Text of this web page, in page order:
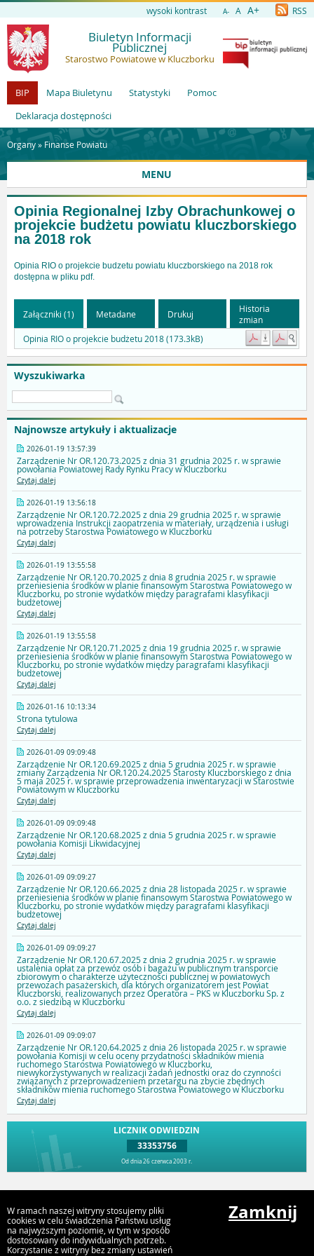
wysoki kontrast A- A A+ RSS
Biuletyn Informacji
Publicznej
Starostwo Powiatowe w Kluczborku
BIP Mapa Biuletynu Statystyki
Pomoc
Deklaracja dostępności
Organy » Finanse Powiatu
MENU
Wyszukiwarka
Najnowsze artykuły i aktualizacje
2026-01-19 13:57:39
Zarządzenie Nr OR.120.73.2025 z dnia 31 grudnia 2025 r. w sprawie
powołania Powiatowej Rady Rynku Pracy w Kluczborku
Czytaj dalej
2026-01-19 13:56:18
Zarządzenie Nr OR.120.72.2025 z dnia 29 grudnia 2025 r. w sprawie
wprowadzenia Instrukcji zaopatrzenia w materiały, urządzenia i usługi
na potrzeby Starostwa Powiatowego w Kluczborku
Czytaj dalej
2026-01-19 13:55:58
Zarządzenie Nr OR.120.70.2025 z dnia 8 grudnia 2025 r. w sprawie
przeniesienia środków w planie finansowym Starostwa Powiatowego w
Kluczborku, po stronie wydatków między paragrafami klasyfikacji
budżetowej
Czytaj dalej
2026-01-19 13:55:58
Zarządzenie Nr OR.120.71.2025 z dnia 19 grudnia 2025 r. w sprawie
przeniesienia środków w planie finansowym Starostwa Powiatowego w
Kluczborku, po stronie wydatków między paragrafami klasyfikacji
budżetowej
Czytaj dalej
2026-01-16 10:13:34
Strona tytulowa
Czytaj dalej
2026-01-09 09:09:48
Zarządzenie Nr OR.120.69.2025 z dnia 5 grudnia 2025 r. w sprawie
zmiany Zarządzenia Nr OR.120.24.2025 Starosty Kluczborskiego z dnia
5 maja 2025 r. w sprawie przeprowadzenia inwentaryzacji w Starostwie
Powiatowym w Kluczborku
Czytaj dalej
2026-01-09 09:09:48
Zarządzenie Nr OR.120.68.2025 z dnia 5 grudnia 2025 r. w sprawie
powołania Komisji Likwidacyjnej
Czytaj dalej
2026-01-09 09:09:27
Zarządzenie Nr OR.120.66.2025 z dnia 28 listopada 2025 r. w sprawie
przeniesienia środków w planie finansowym Starostwa Powiatowego w
Kluczborku, po stronie wydatków między paragrafami klasyfikacji
budżetowej
Czytaj dalej
2026-01-09 09:09:27
Zarządzenie Nr OR.120.67.2025 z dnia 2 grudnia 2025 r. w sprawie
ustalenia opłat za przewóz osób i bagażu w publicznym transporcie
zbiorowym o charakterze użyteczności publicznej w powiatowych
przewozach pasażerskich, dla których organizatorem jest Powiat
Kluczborski, realizowanych przez Operatora – PKS w Kluczborku Sp. z
o.o. z siedzibą w Kluczborku
Czytaj dalej
2026-01-09 09:09:07
Zarządzenie Nr OR.120.64.2025 z dnia 26 listopada 2025 r. w sprawie
powołania Komisji w celu oceny przydatności składników mienia
ruchomego Starostwa Powiatowego w Kluczborku,
niewykorzystywanych w realizacji zadań jednostki oraz do czynności
związanych z przeprowadzeniem przetargu na zbycie zbędnych
składników mienia ruchomego Starostwa Powiatowego w Kluczborku
Czytaj dalej
LICZNIK ODWIEDZIN
33353756
Od dnia 26 czerwca 2003 r.
Opinia Regionalnej Izby Obrachunkowej o
projekcie budżetu powiatu kluczborskiego
na 2018 rok
Opinia RIO o projekcie budzetu powiatu kluczborskiego na 2018 rok
dostępna w pliku pdf.
Załączniki (1) Metadane Drukuj
Historia
zmian
Opinia RIO o projekcie budżetu 2018 (173.3kB)
Starostwo Powiatowe w Kluczborku
W ramach naszej witryny stosujemy pliki
cookies w celu świadczenia Państwu usług
na najwyższym poziomie, w tym w sposób
dostosowany do indywidualnych potrzeb.
Korzystanie z witryny bez zmiany ustawień
Zamknij